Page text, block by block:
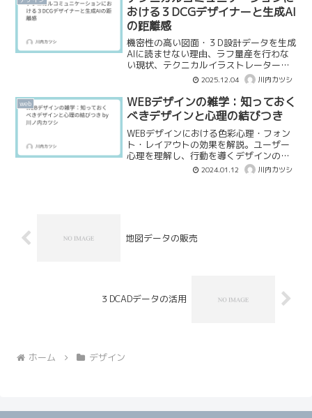
おける３DCGデザイナーと生成AI
の距離感
機密性の高い図面・３D設計データを生成
AIに読ませない理由、ラフ量産を行わな
い現状、テクニカルイラストレーター的
資質を持つ３DCGデザイナーの役割につ
いて、テクニカルコミュニケーションの
視点から考えます。
2025.12.04 川内カツシ
web
WEBデザインの雑学：知っておく
べきデザインと心理の結びつき
WEBデザインにおける色彩心理・フォン
ト・レイアウトの効果を解説。ユーザー
心理を理解し、行動を導くデザインのコ
ツと雑学を紹介します。
2024.01.12 川内カツシ
地図データの販売
３DCADデータの活用
ホーム デザイン